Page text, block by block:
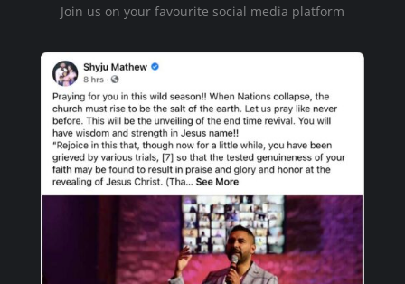
Join us on your favourite social media platform